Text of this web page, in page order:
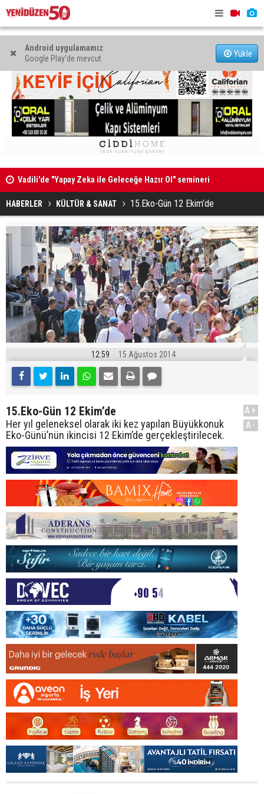
Android uygulamamız
Google Play'de mevcut
Yükle
düzenlendi
“Ekonomi ve maliye, güven veren gerçekçi politikalarla
HABERLER KÜLTÜR & SANAT 15.Eko-Gün 12 Ekim’de
12:59 15 Ağustos 2014
15.Eko-Gün 12 Ekim’de
Her yıl geleneksel olarak iki kez yapılan Büyükkonuk
Eko-Günü’nün ikincisi 12 Ekim’de gerçekleştirilecek.
A+
A-